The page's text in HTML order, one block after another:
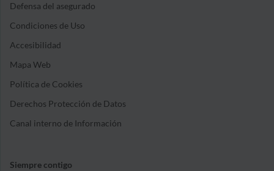
Defensa del asegurado
Condiciones de Uso
Accesibilidad
Mapa Web
Política de Cookies
Derechos Protección de Datos
Canal interno de Información
Siempre contigo